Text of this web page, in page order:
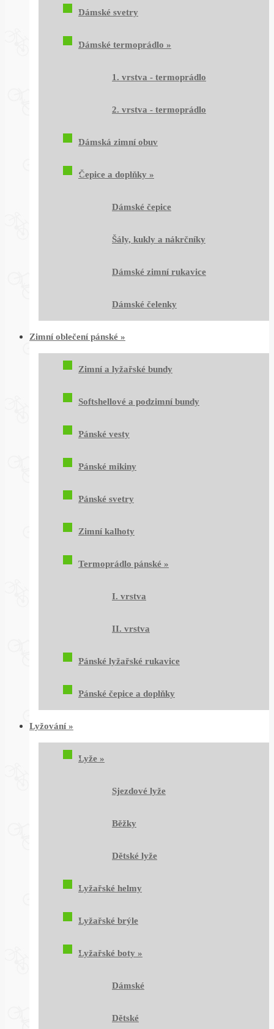
Dámské svetry
Dámské termoprádlo »
1. vrstva - termoprádlo
2. vrstva - termoprádlo
Dámská zimní obuv
Čepice a doplňky »
Dámské čepice
Šály, kukly a nákrčníky
Dámské zimní rukavice
Dámské čelenky
Zimní oblečení pánské »
Zimní a lyžařské bundy
Softshellové a podzimní bundy
Pánské vesty
Pánské mikiny
Pánské svetry
Zimní kalhoty
Termoprádlo pánské »
I. vrstva
II. vrstva
Pánské lyžařské rukavice
Pánské čepice a doplňky
Lyžování »
Lyže »
Sjezdové lyže
Běžky
Dětské lyže
Lyžařské helmy
Lyžařské brýle
Lyžařské boty »
Dámské
Dětské